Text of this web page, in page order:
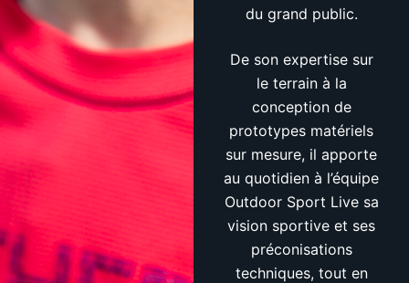
du grand public.
De son expertise sur
le terrain à la
conception de
prototypes matériels
sur mesure, il apporte
au quotidien à l’équipe
Outdoor Sport Live sa
vision sportive et ses
préconisations
techniques, tout en